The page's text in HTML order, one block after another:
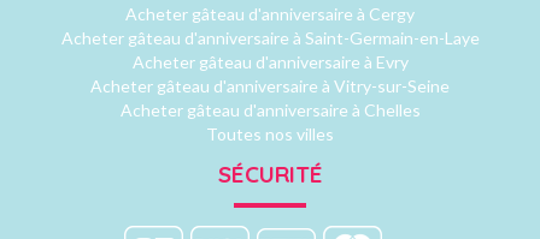
Acheter gâteau d'anniversaire à Cergy
Acheter gâteau d'anniversaire à Saint-Germain-en-Laye
Acheter gâteau d'anniversaire à Evry
Acheter gâteau d'anniversaire à Vitry-sur-Seine
Acheter gâteau d'anniversaire à Chelles
Toutes nos villes
SÉCURITÉ